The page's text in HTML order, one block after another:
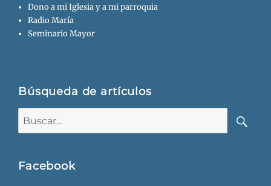
Dono a mi Iglesia y a mi parroquia
Radio María
Seminario Mayor
Búsqueda de artículos
Facebook